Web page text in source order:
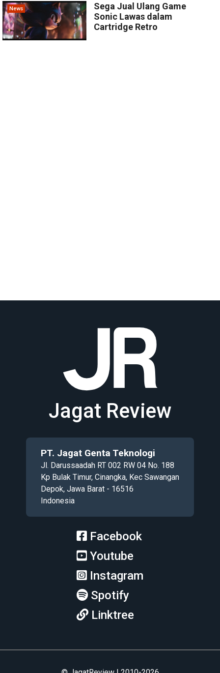
News
Sega Jual Ulang Game
Sonic Lawas dalam
Cartridge Retro
Jagat Review
PT. Jagat Genta Teknologi
Jl. Darussaadah RT 002 RW 04 No. 188
Kp Bulak Timur, Cinangka, Kec Sawangan
Depok, Jawa Barat - 16516
Indonesia
Facebook
Youtube
Instagram
Spotify
Linktree